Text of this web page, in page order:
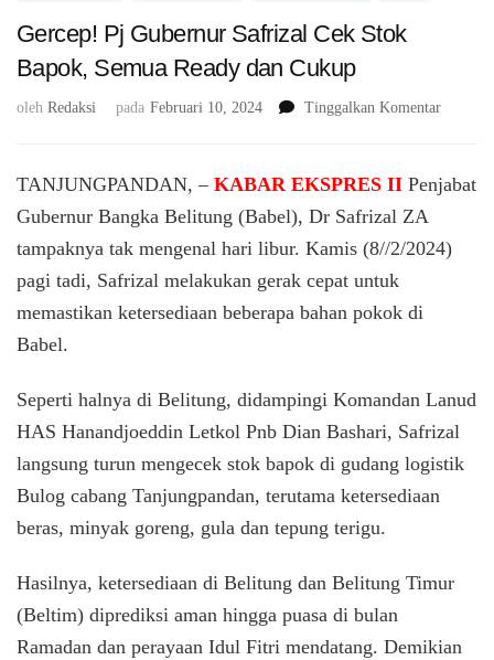
Gercep! Pj Gubernur Safrizal Cek Stok
Bapok, Semua Ready dan Cukup
oleh Redaksi pada Februari 10, 2024 Tinggalkan Komentarpada
Safrizal
Stok
TANJUNGPANDAN, – KABAR EKSPRES II Penjabat
Gubernur Bangka Belitung (Babel), Dr Safrizal ZA
tampaknya tak mengenal hari libur. Kamis (8//2/2024)
pagi tadi, Safrizal melakukan gerak cepat untuk
memastikan ketersediaan beberapa bahan pokok di
Babel.
Seperti halnya di Belitung, didampingi Komandan Lanud
HAS Hanandjoeddin Letkol Pnb Dian Bashari, Safrizal
langsung turun mengecek stok bapok di gudang logistik
Bulog cabang Tanjungpandan, terutama ketersediaan
beras, minyak goreng, gula dan tepung terigu.
Hasilnya, ketersediaan di Belitung dan Belitung Timur
(Beltim) diprediksi aman hingga puasa di bulan
Ramadan dan perayaan Idul Fitri mendatang. Demikian